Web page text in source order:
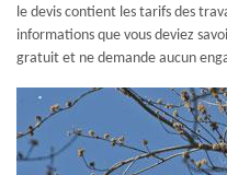
le devis contient les tarifs des
informations que vous deviez
gratuit et ne demande aucun